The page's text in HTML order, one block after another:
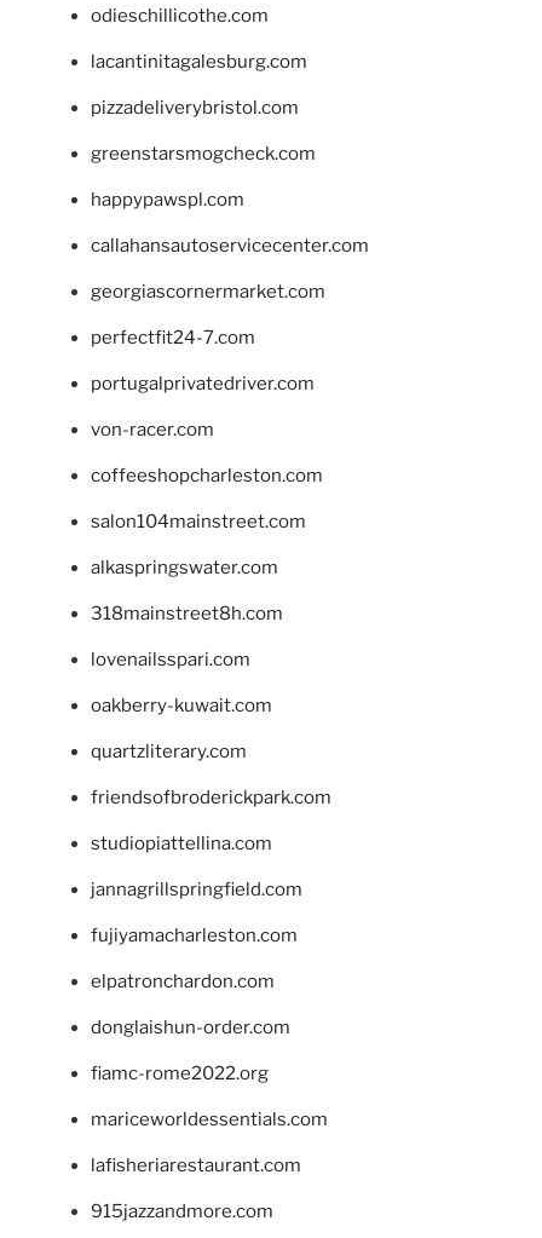
odieschillicothe.com
lacantinitagalesburg.com
pizzadeliverybristol.com
greenstarsmogcheck.com
happypawspl.com
callahansautoservicecenter.com
georgiascornermarket.com
perfectfit24-7.com
portugalprivatedriver.com
von-racer.com
coffeeshopcharleston.com
salon104mainstreet.com
alkaspringswater.com
318mainstreet8h.com
lovenailsspari.com
oakberry-kuwait.com
quartzliterary.com
friendsofbroderickpark.com
studiopiattellina.com
jannagrillspringfield.com
fujiyamacharleston.com
elpatronchardon.com
donglaishun-order.com
fiamc-rome2022.org
mariceworldessentials.com
lafisheriarestaurant.com
915jazzandmore.com